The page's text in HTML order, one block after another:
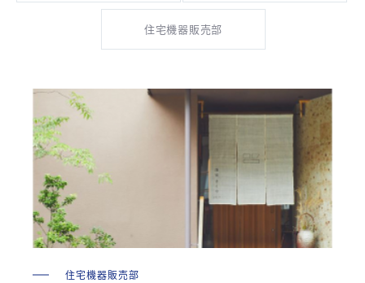
住宅機器販売部
住宅機器販売部